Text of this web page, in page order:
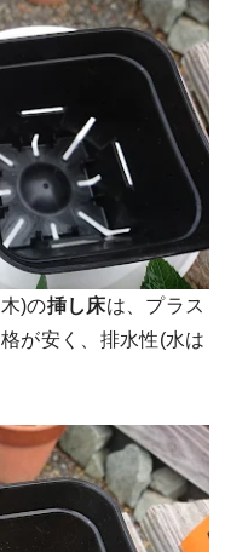
)の挿し床は、プラス
が安く、排水性(水は